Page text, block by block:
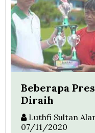
Beberapa
Diraih
Luthfi Sultan
07/11/2020